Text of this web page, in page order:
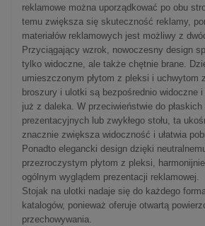
reklamowe można uporządkować po obu
temu zwiększa się skuteczność reklamy,
materiałów reklamowych jest możliwy z
Przyciągający wzrok, nowoczesny design
tylko widoczne, ale także chętnie brane.
umieszczonym płytom z pleksi i uchwytom
broszury i ulotki są bezpośrednio widoczne
już z daleka. W przeciwieństwie do
prezentacyjnych lub zwykłego stołu, ta
znacznie zwiększa widoczność i ułatwia
Ponadto elegancki design dzięki
przezroczystym płytom z pleksi,
ogólnym wyglądem prezentacji reklamowej.
Stojak na ulotki nadaje się do każdego
katalogów, ponieważ oferuje otwartą
przechowywania.